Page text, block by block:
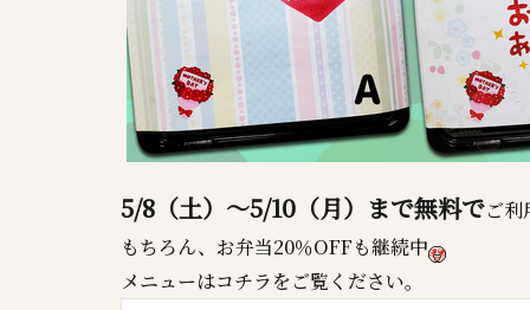
5/8（土）～5/10（月）まで無料でご
もちろん、お弁当20％OFFも継続中
メニューはコチラをご覧ください。